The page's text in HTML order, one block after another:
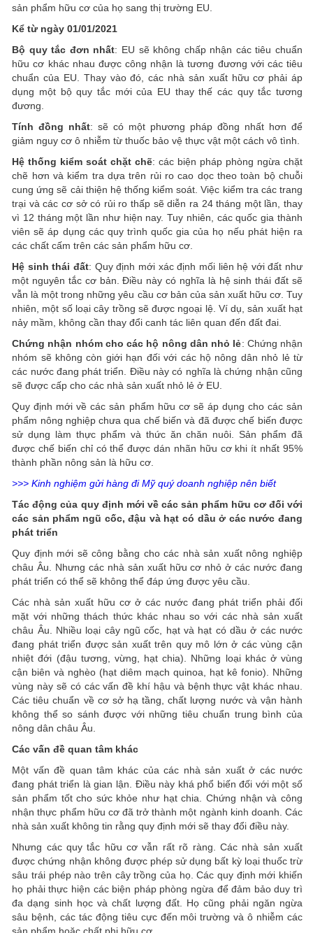
sản phẩm hữu cơ của họ sang thị trường EU.
Kể từ ngày 01/01/2021
Bộ quy tắc đơn nhất: EU sẽ không chấp nhận các tiêu chuẩn
hữu cơ khác nhau được công nhận là tương đương với các tiêu
chuẩn của EU. Thay vào đó, các nhà sản xuất hữu cơ phải áp
dụng một bộ quy tắc mới của EU thay thế các quy tắc tương
đương.
Tính đồng nhất: sẽ có một phương pháp đồng nhất hơn để
giảm nguy cơ ô nhiễm từ thuốc bảo vệ thực vật một cách vô tình.
Hệ thống kiểm soát chặt chẽ: các biện pháp phòng ngừa chặt
chẽ hơn và kiểm tra dựa trên rủi ro cao dọc theo toàn bộ chuỗi
cung ứng sẽ cải thiện hệ thống kiểm soát. Việc kiểm tra các trang
trại và các cơ sở có rủi ro thấp sẽ diễn ra 24 tháng một lần, thay
vì 12 tháng một lần như hiện nay. Tuy nhiên, các quốc gia thành
viên sẽ áp dụng các quy trình quốc gia của họ nếu phát hiện ra
các chất cấm trên các sản phẩm hữu cơ.
Hệ sinh thái đất: Quy định mới xác định mối liên hệ với đất như
một nguyên tắc cơ bản. Điều này có nghĩa là hệ sinh thái đất sẽ
vẫn là một trong những yêu cầu cơ bản của sản xuất hữu cơ. Tuy
nhiên, một số loại cây trồng sẽ được ngoại lệ. Ví dụ, sản xuất hạt
nảy mầm, không cần thay đổi canh tác liên quan đến đất đai.
Chứng nhận nhóm cho các hộ nông dân nhỏ lẻ: Chứng nhận
nhóm sẽ không còn giới hạn đối với các hộ nông dân nhỏ lẻ từ
các nước đang phát triển. Điều này có nghĩa là chứng nhận cũng
sẽ được cấp cho các nhà sản xuất nhỏ lẻ ở EU.
Quy định mới về các sản phẩm hữu cơ sẽ áp dụng cho các sản
phẩm nông nghiệp chưa qua chế biến và đã được chế biến được
sử dụng làm thực phẩm và thức ăn chăn nuôi. Sản phẩm đã
được chế biến chỉ có thể được dán nhãn hữu cơ khi ít nhất 95%
thành phần nông sản là hữu cơ.
>>> Kinh nghiệm gửi hàng đi Mỹ quý doanh nghiệp nên biết
Tác động của quy định mới về các sản phẩm hữu cơ đối với
các sản phẩm ngũ cốc, đậu và hạt có dầu ở các nước đang
phát triển
Quy định mới sẽ công bằng cho các nhà sản xuất nông nghiệp
châu Âu. Nhưng các nhà sản xuất hữu cơ nhỏ ở các nước đang
phát triển có thể sẽ không thể đáp ứng được yêu cầu.
Các nhà sản xuất hữu cơ ở các nước đang phát triển phải đối
mặt với những thách thức khác nhau so với các nhà sản xuất
châu Âu. Nhiều loại cây ngũ cốc, hạt và hạt có dầu ở các nước
đang phát triển được sản xuất trên quy mô lớn ở các vùng cận
nhiệt đới (đậu tương, vừng, hạt chia). Những loại khác ở vùng
cận biên và nghèo (hạt diêm mạch quinoa, hạt kê fonio). Những
vùng này sẽ có các vấn đề khí hậu và bệnh thực vật khác nhau.
Các tiêu chuẩn về cơ sở hạ tầng, chất lượng nước và vận hành
không thể so sánh được với những tiêu chuẩn trung bình của
nông dân châu Âu.
Các vấn đề quan tâm khác
Một vấn đề quan tâm khác của các nhà sản xuất ở các nước
đang phát triển là gian lận. Điều này khá phổ biến đối với một số
sản phẩm tốt cho sức khỏe như hạt chia. Chứng nhận và công
nhận thực phẩm hữu cơ đã trở thành một ngành kinh doanh. Các
nhà sản xuất không tin rằng quy định mới sẽ thay đổi điều này.
Nhưng các quy tắc hữu cơ vẫn rất rõ ràng. Các nhà sản xuất
được chứng nhận không được phép sử dụng bất kỳ loại thuốc trừ
sâu trái phép nào trên cây trồng của họ. Các quy định mới khiến
họ phải thực hiện các biện pháp phòng ngừa để đảm bảo duy trì
đa dạng sinh học và chất lượng đất. Họ cũng phải ngăn ngừa
sâu bệnh, các tác động tiêu cực đến môi trường và ô nhiễm các
sản phẩm hoặc chất phi hữu cơ.